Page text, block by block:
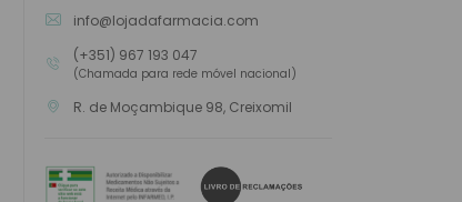
info@lojadafarmacia.com
(+351) 967 193 047
(Chamada para rede móvel nacional)
R. de Moçambique 98, Creixomil